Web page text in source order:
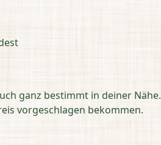
ganz bestimmt in deiner Nähe.
vorgeschlagen bekommen.